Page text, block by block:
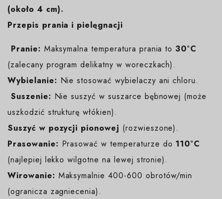
(około 4 cm).
Przepis prania i pielęgnacji
Pranie: Maksymalna temperatura prania to30°C
(zalecany program delikatny w woreczkach).
Wybielanie: Nie stosować wybielaczy ani chloru.
Suszenie: Nie suszyć w suszarce bębnowej (może
uszkodzić strukturę włókien).
️Suszyć w pozycji pionowej (rozwieszone).
Prasowanie: Prasować w temperaturze do 110°C
(najlepiej lekko wilgotne na lewej stronie).
Wirowanie: Maksymalnie 400-600 obrotów/min
(ogranicza zagniecenia).